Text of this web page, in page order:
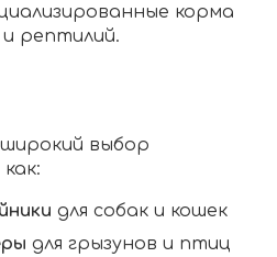
корма
рептилий.
выбор
для собак и кошек
для грызунов и птиц